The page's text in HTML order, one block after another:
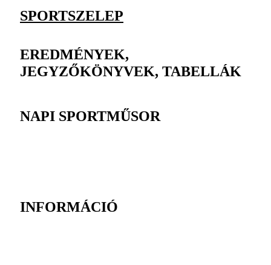
SPORTSZELEP
EREDMÉNYEK,
JEGYZŐKÖNYVEK, TABELLÁK
NAPI SPORTMŰSOR
INFORMÁCIÓ